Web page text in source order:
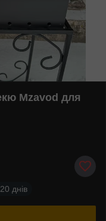
Mzavod для
20 днів